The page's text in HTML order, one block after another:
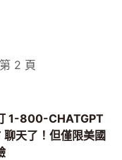
第 2 頁
1-800-CHATGPT
天了！但僅限美國